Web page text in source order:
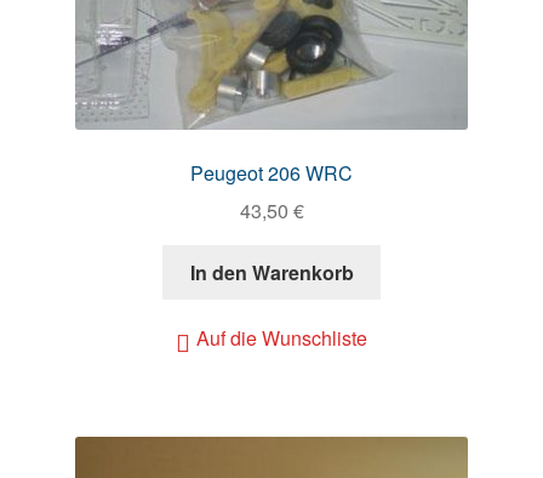
Peugeot 206 WRC
43,50 €
In den Warenkorb
Auf die Wunschliste